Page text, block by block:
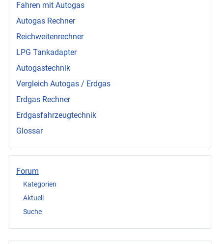
Fahren mit Autogas
Autogas Rechner
Reichweitenrechner
LPG Tankadapter
Autogastechnik
Vergleich Autogas / Erdgas
Erdgas Rechner
Erdgasfahrzeugtechnik
Glossar
Forum
Kategorien
Aktuell
Suche